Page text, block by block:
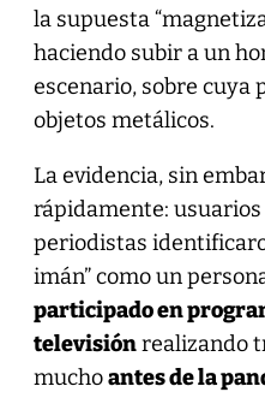
la supuesta
haciendo subir a un
escenario, sobre cuya
objetos metálicos.
La evidencia, sin
rápidamente:
periodistas
imán” como un
participado en
televisiónrealizando
muchoantes de la